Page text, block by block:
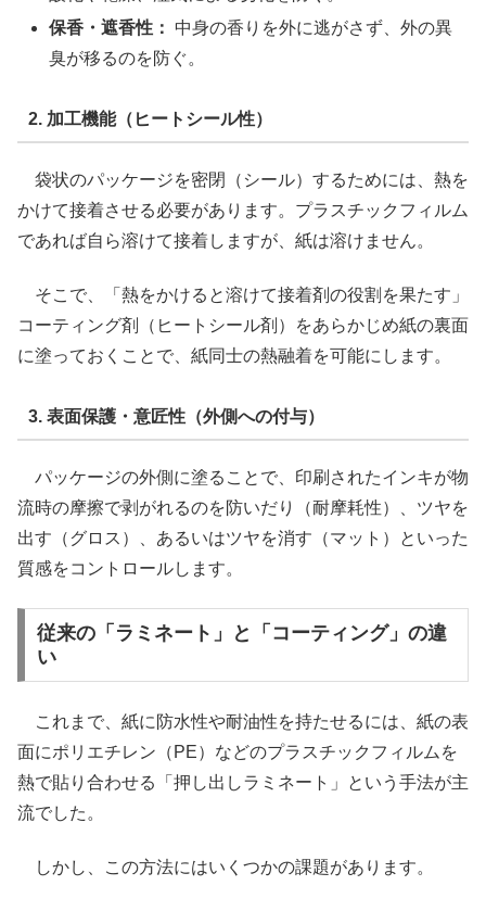
保香・遮香性：
中身の香りを外に逃がさず、外の異
臭が移るのを防ぐ。
2. 加工機能（ヒートシール性）
袋状のパッケージを密閉（シール）するためには、熱を
かけて接着させる必要があります。プラスチックフィルム
であれば自ら溶けて接着しますが、紙は溶けません。
そこで、「熱をかけると溶けて接着剤の役割を果たす」
コーティング剤（ヒートシール剤）をあらかじめ紙の裏面
に塗っておくことで、紙同士の熱融着を可能にします。
3. 表面保護・意匠性（外側への付与）
パッケージの外側に塗ることで、印刷されたインキが物
流時の摩擦で剥がれるのを防いだり（耐摩耗性）、ツヤを
出す（グロス）、あるいはツヤを消す（マット）といった
質感をコントロールします。
従来の「ラミネート」と「コーティング」の違
い
これまで、紙に防水性や耐油性を持たせるには、紙の表
面にポリエチレン（PE）などのプラスチックフィルムを
熱で貼り合わせる「押し出しラミネート」という手法が主
流でした。
しかし、この方法にはいくつかの課題があります。